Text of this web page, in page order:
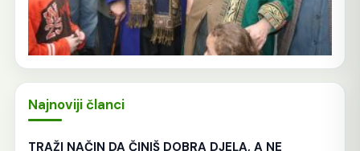
Najnoviji članci
TRAŽI NAČIN DA ČINIŠ DOBRA DJELA, A NE